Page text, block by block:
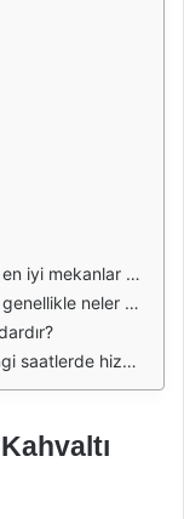
hangileridir?
neler bulunur?
hizmet vermektedir?